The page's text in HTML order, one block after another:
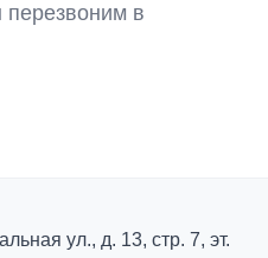
в
ул., д. 13, стр. 7, эт.